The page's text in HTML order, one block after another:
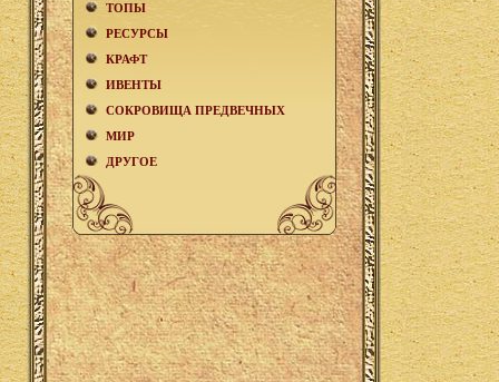
ТОПЫ
РЕСУРСЫ
КРАФТ
ИВЕНТЫ
СОКРОВИЩА ПРЕДВЕЧНЫХ
МИР
ДРУГОЕ